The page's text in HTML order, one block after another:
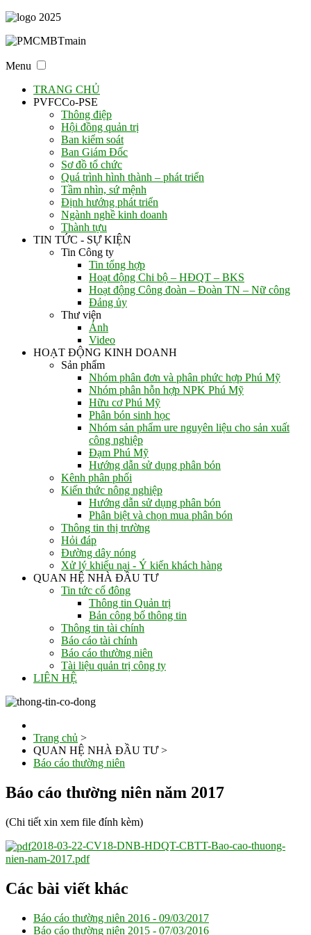
Menu
TRANG CHỦ
PVFCCo-PSE
Thông điệp
Hội đồng quản trị
Ban kiểm soát
Ban Giám Đốc
Sơ đồ tổ chức
Quá trình hình thành – phát triển
Tầm nhìn, sứ mệnh
Định hướng phát triển
Ngành nghề kinh doanh
Thành tựu
TIN TỨC - SỰ KIỆN
Tin Công ty
Tin tổng hợp
Hoạt động Chi bộ – HĐQT – BKS
Hoạt động Công đoàn – Đoàn TN – Nữ công
Đảng ủy
Thư viện
Ảnh
Video
HOẠT ĐỘNG KINH DOANH
Sản phẩm
Nhóm phân đơn và phân phức hợp Phú Mỹ
Nhóm phân hỗn hợp NPK Phú Mỹ
Hữu cơ Phú Mỹ
Phân bón sinh học
Nhóm sản phẩm ure nguyên liệu cho sản xuất
công nghiệp
Đạm Phú Mỹ
Hướng dẫn sử dụng phân bón
Kênh phân phối
Kiến thức nông nghiệp
Hướng dẫn sử dụng phân bón
Phân biệt và chọn mua phân bón
Thông tin thị trường
Hỏi đáp
Đường dây nóng
Xử lý khiếu nại - Ý kiến khách hàng
QUAN HỆ NHÀ ĐẦU TƯ
Tin tức cổ đông
Thông tin Quản trị
Bản công bố thông tin
Thông tin tài chính
Báo cáo tài chính
Báo cáo thường niên
Tài liệu quản trị công ty
LIÊN HỆ
Trang chủ >
QUAN HỆ NHÀ ĐẦU TƯ>
Báo cáo thường niên
Báo cáo thường niên năm 2017
(Chi tiết xin xem file đính kèm)
2018-03-22-CV18-DNB-HDQT-CBTT-Bao-cao-thuong-
nien-nam-2017.pdf
Các bài viết khác
Báo cáo thường niên 2016 - 09/03/2017
Báo cáo thường niên 2015 - 07/03/2016